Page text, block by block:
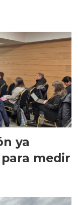
ya
medir